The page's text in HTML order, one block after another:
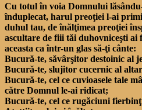
Cu totul în voia Domnului
înduplecat, harul preoţiei l-ai
duhul tau, de înălţimea preoţiei
ascultare de fiii tăi duhovniceşti
aceasta ca într-un glas să-ţi cânte:
Bucură-te, săvârşitor destoinic al
Bucură-te, slujitor cucernic al
Bucură-te, cel ce cuvioasele tale
către Domnul le-ai ridicat;
Bucură-te, cel ce rugăciuni